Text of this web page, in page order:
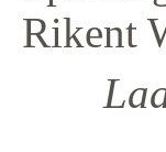
Rikent